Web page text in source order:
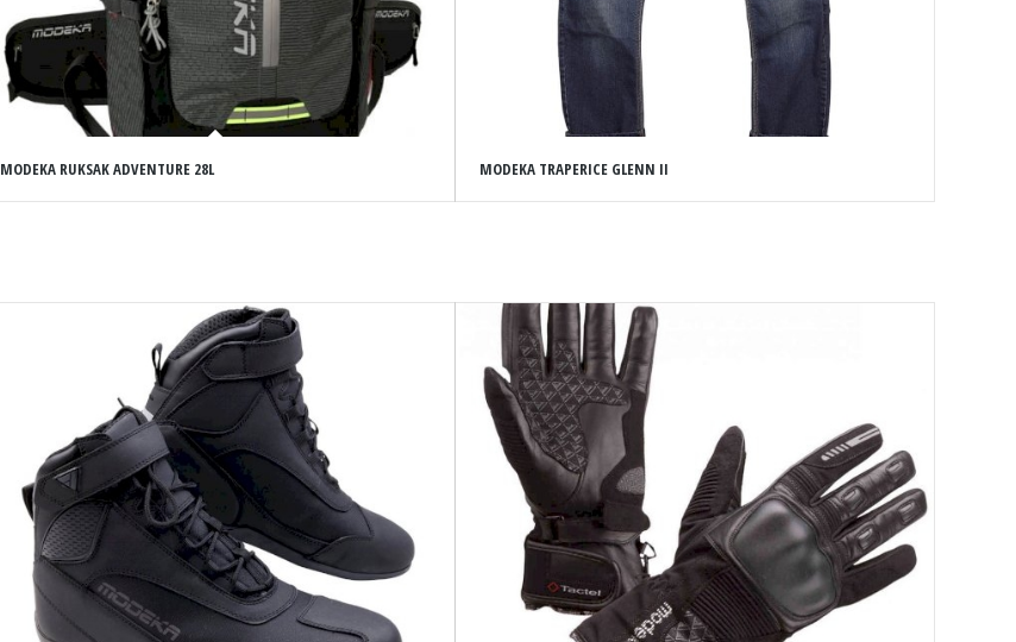
MODEKA RUKSAK ADVENTURE 28L MODEKA TRAPERICE GLENN II